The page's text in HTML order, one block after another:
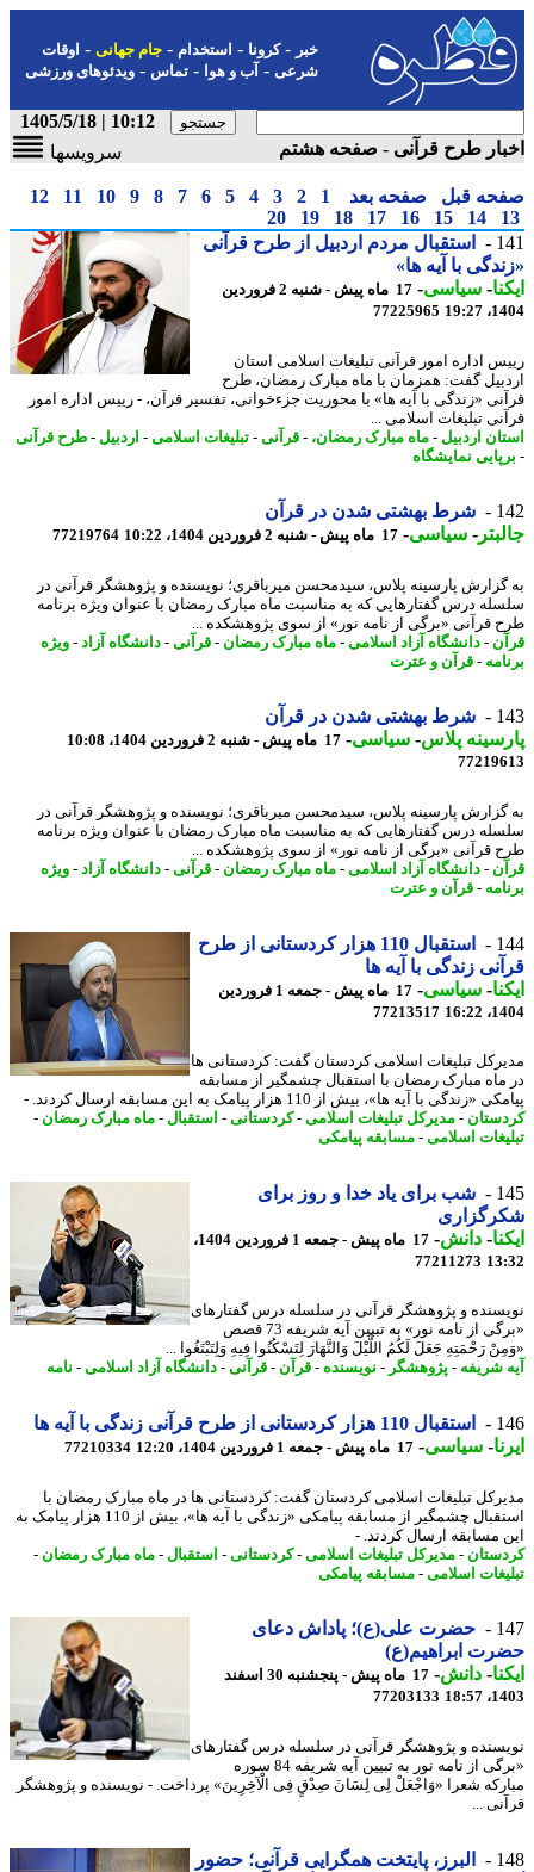
-کرونا-استخدام- جام جهانی-اوقات
شرعی-آب و هوا-تماس-ویدئوهای ورزشی
10:12 | 1405/5/18
طرح قرآنی - صفحه هشتم
سرویسها
قبل صفحه بعد 1
2
3
4
5
6
7
8
9
10
11
12
14
15
16
17
18
19
20
استقبال مردم اردبیل از طرح قرآنی
با آیه ها»
-سیاسی-
17 ماه پیش - شنبه 2 فروردین
77225965
اداره امور قرآنی تبلیغات اسلامی استان
گفت: همزمان با ماه مبارک رمضان، طرح
«زندگی با آیه ها» با محوریت جزءخوانی، تفسیر قرآن، - رییس اداره امور
تبلیغات اسلامی ...
اردبیل -ماه مبارک رمضان،-قرآنی- تبلیغات اسلامی-اردبیل -طرح قرآنی
نمایشگاه
شرط بهشتی شدن در قرآن
-سیاسی-17 ماه پیش - شنبه 2 فروردین 1404، 10:22 77219764
پارسینه پلاس، سیدمحسن میرباقری؛ نویسنده و پژوهشگر قرآنی در
درس گفتارهایی که به مناسبت ماه مبارک رمضان با عنوان ویژه برنامه
قرآنی «برگی از نامه نور» از سوی پژوهشکده ...
- دانشگاه آزاد اسلامی-ماه مبارک رمضان-قرآنی- دانشگاه آزاد- ویژه
-قرآن و عترت
شرط بهشتی شدن در قرآن
پلاس-سیاسی-17 ماه پیش - شنبه 2 فروردین 1404، 10:08
پارسینه پلاس، سیدمحسن میرباقری؛ نویسنده و پژوهشگر قرآنی در
درس گفتارهایی که به مناسبت ماه مبارک رمضان با عنوان ویژه برنامه
قرآنی «برگی از نامه نور» از سوی پژوهشکده ...
- دانشگاه آزاد اسلامی-ماه مبارک رمضان-قرآنی- دانشگاه آزاد- ویژه
-قرآن و عترت
استقبال 110 هزار کردستانی از طرح
زندگی با آیه ها
-سیاسی-
17 ماه پیش - جمعه 1 فروردین
77213517
تبلیغات اسلامی کردستان گفت: کردستانی ها
مبارک رمضان با استقبال چشمگیر از مسابقه
با آیه ها»، بیش از 110 هزار پیامک به این مسابقه ارسال کردند. -
-مدیرکل تبلیغات اسلامی-کردستانی-استقبال-ماه مبارک رمضان-
اسلامی-مسابقه پیامکی
شب برای یاد خدا و روز برای
-دانش -
17 ماه پیش - جمعه 1 فروردین 1404،
77211273
و پژوهشگر قرآنی در سلسله درس گفتارهای
«برگی از نامه نور» به تبیین آیه شریفه 73 قصص
رَحْمَتِهِ جَعَلَ لَکُمُ اللَّیْلَ وَالنَّهَارَ لِتَسْکُنُوا فِیهِ وَلِتَبْتَغُوا ...
شریفه-پژوهشگر-نویسنده-قرآن- قرآنی- دانشگاه آزاد اسلامی-نامه
استقبال 110 هزار کردستانی از طرح قرآنی زندگی با آیه ها
-سیاسی-17 ماه پیش - جمعه 1 فروردین 1404، 12:20 77210334
تبلیغات اسلامی کردستان گفت: کردستانی ها در ماه مبارک رمضان با
استقبال چشمگیر از مسابقه پیامکی «زندگی با آیه ها»، بیش از 110 هزار پیامک به
مسابقه ارسال کردند. -
-مدیرکل تبلیغات اسلامی-کردستانی-استقبال-ماه مبارک رمضان-
اسلامی-مسابقه پیامکی
حضرت علی(ع)؛ پاداش دعای
ابراهیم(ع)
-دانش -
17 ماه پیش - پنجشنبه 30 اسفند
77203133
و پژوهشگر قرآنی در سلسله درس گفتارهای
«برگی از نامه نور به تبیین آیه شریفه 84 سوره
شعرا «وَاجْعَلْ لِی لِسَانَ صِدْقٍ فِی الْآخِرِینَ» پرداخت. - نویسنده و پژوهشگر
...
البرز، پایتخت همگرایی قرآنی؛ حضور